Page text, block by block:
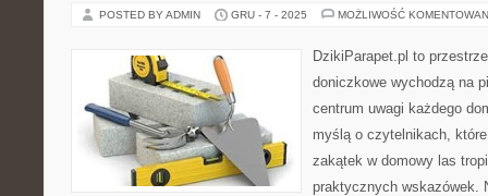
POSTED BY ADMIN GRU - 7 - 2025 MOŻLIWOŚĆ
DzikiParapet.pl to
doniczkowe wychodzą na
centrum uwagi każdego
myślą o czytelnikach,
zakątek w domowy las
praktycznych wskazówek.